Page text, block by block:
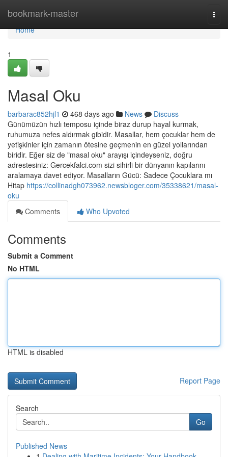
bookmark-master
Home
Home
1
Masal Oku
barbarac852hjl1 468 days ago News
Discuss
Günümüzün hızlı temposu içinde biraz durup hayal kurmak,
ruhumuza nefes aldırmak gibidir. Masallar, hem çocuklar hem de
yetişkinler için zamanın ötesine geçmenin en güzel yollarından
biridir. Eğer siz de "masal oku" arayışı içindeyseniz, doğru
adrestesiniz: Gercekfalci.com sizi sihirli bir dünyanın kapılarını
aralamaya davet ediyor. Masalların Gücü: Sadece Çocuklara mı
Hitap https://collinadgh073962.newsbloger.com/35338621/masal-
oku
Comments
Who Upvoted
Comments
Submit a Comment
No HTML
HTML is disabled
Report Page
Search
Go
Published News